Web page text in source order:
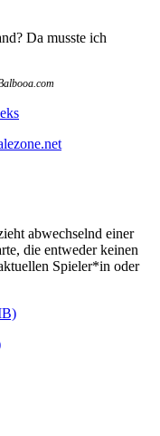
Da musste ich
abwechselnd einer
die entweder keinen
Spieler*in oder